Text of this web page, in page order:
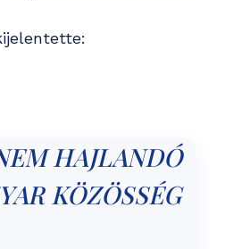
HAJLANDÓ
KÖZÖSSÉG